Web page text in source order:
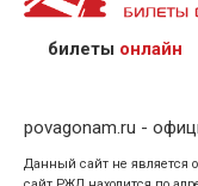
предъявив
кого оформлен
билеты онлайн
povagonam.ru -
Данный сайт не